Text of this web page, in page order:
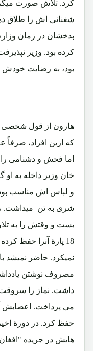
کرد. تلاش صورت
شغنانی اش را طلاق
بدخشان در زمان
کرده بود. وزیر
بود، به رضایت خودش
هارون از قول شخصی
که ازین افراد، صرفاً
اما فحش و دشنامی را
خان وزیر داخله به او
و لباس اش مناسب
شری به تن میداشت.
18 پارۀ آنرا حفظ
نمیکرد. حاضر
مصروف نوشتن
داشت. نماز را سروقت
می پرداخت. اعصابش
حفظ کرد. در دورۀ
هایش در جریده